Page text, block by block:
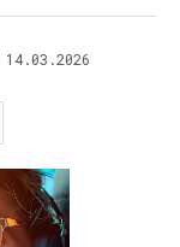
14.03.2026